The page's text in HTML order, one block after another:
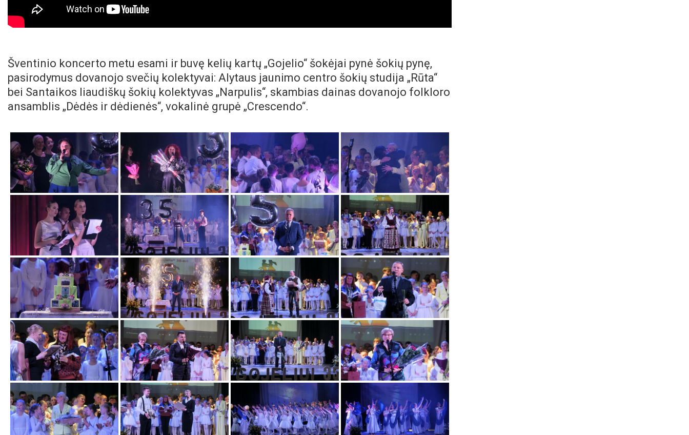
Šventinio koncerto metu esami ir buvę kelių kartų „Gojelio“ šokėjai pynė šokių pynę,
pasirodymus dovanojo svečių kolektyvai: Alytaus jaunimo centro šokių studija „Rūta“
bei Santaikos liaudiškų šokių kolektyvas „Narpulis“, skambias dainas dovanojo folkloro
ansamblis „Dėdės ir dėdienės“, vokalinė grupė „Crescendo“.